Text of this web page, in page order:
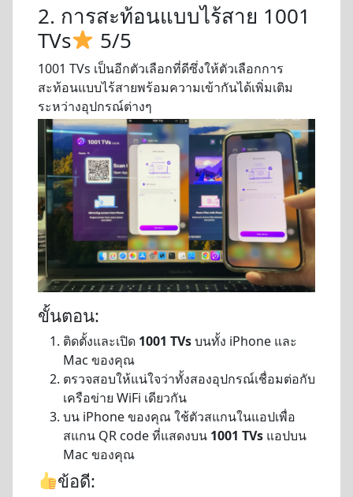
2. การสะท้อนแบบไร้สาย 1001
TVs
5/5
1001 TVs เป็นอีกตัวเลือกที่ดีซึ่งให้ตัวเลือกการ
สะท้อนแบบไร้สายพร้อมความเข้ากันได้เพิ่มเติม
ระหว่างอุปกรณ์ต่างๆ
ขั้นตอน:
ติดตั้งและเปิด 1001 TVsบนทั้ง iPhone และ
Mac ของคุณ
ตรวจสอบให้แน่ใจว่าทั้งสองอุปกรณ์เชื่อมต่อกับ
เครือข่าย WiFi เดียวกัน
บน iPhone ของคุณ ใช้ตัวสแกนในแอปเพื่อ
สแกน QR code ที่แสดงบน 1001 TVs แอปบน
Mac ของคุณ
ข้อดี: